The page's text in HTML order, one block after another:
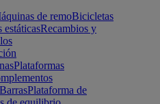
de remoBicicletas
estáticasRecambios y
Plataformas
BarrasPlataforma de